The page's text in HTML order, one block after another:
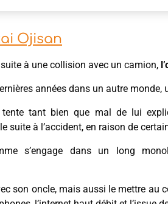
Ojisan
à une collision avec un camion,
années dans un autre monde,
tant bien que mal de lui
suite à l’accident, en raison de
s’engage dans un long
son oncle, mais aussi le mettre au